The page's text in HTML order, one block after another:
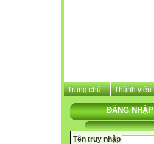
Trang chủ Thành viên
ĐĂNG NHẬP
Tên truy nhập